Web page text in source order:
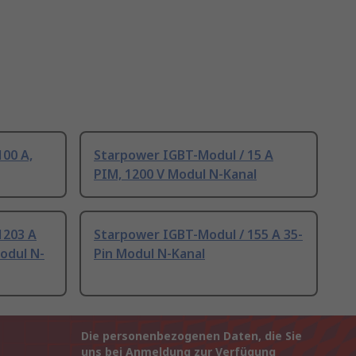
A,
Starpower IGBT-Modul / 15 A
PIM, 1200 V Modul N-Kanal
A
N-
Starpower IGBT-Modul / 155 A 35-
Pin Modul N-Kanal
Die personenbezogenen Daten, die Sie
uns bei Anmeldung zur Verfügung